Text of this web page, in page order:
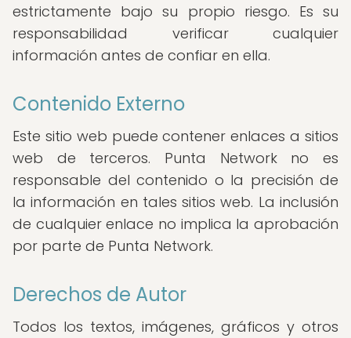
estrictamente bajo su propio riesgo. Es su
responsabilidad verificar cualquier
información antes de confiar en ella.
Contenido Externo
Este sitio web puede contener enlaces a sitios
web de terceros. Punta Network no es
responsable del contenido o la precisión de
la información en tales sitios web. La inclusión
de cualquier enlace no implica la aprobación
por parte de Punta Network.
Derechos de Autor
Todos los textos, imágenes, gráficos y otros